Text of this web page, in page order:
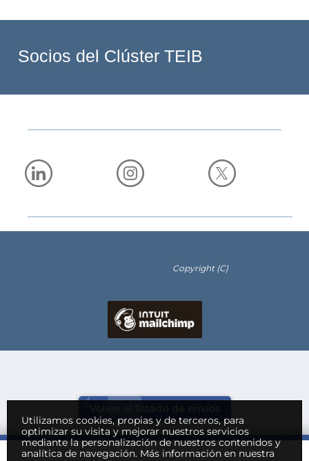
Socios del Clúster TEIB
Copyright (C)
Utilizamos cookies, propias y de terceros, para
optimizar su visita y mejorar nuestros servicios
mediante la personalización de nuestros contenidos y
analítica de navegación. Más información en nuestra